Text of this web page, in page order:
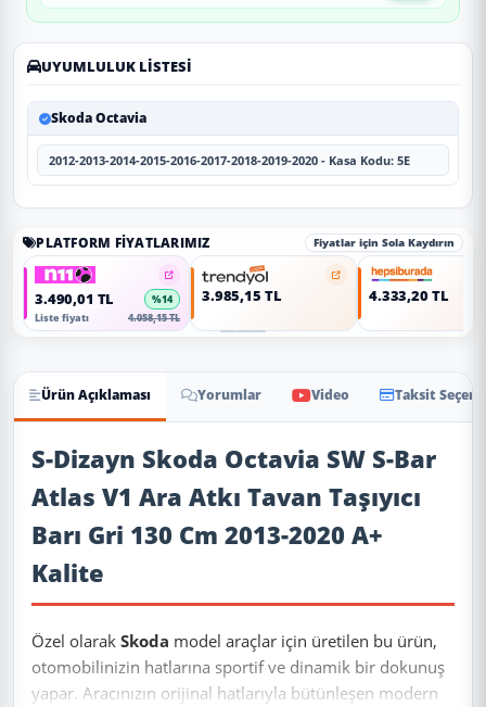
UYUMLULUK LISTESI
Skoda Octavia
2012-2013-2014-2015-2016-2017-2018-2019-2020 - Kasa Kodu: 5E
PLATFORM FIYATLARIMIZ Fiyatlar için Sola Kaydırın
3.490,01 TL
%14
Liste fiyatı
4.058,15 TL
3.985,15 TL 4.333,20 TL
Ürün Açıklaması Yorumlar Video Taksit
Ürün Açıklaması
S-Dizayn Skoda Octavia SW S-Bar
Atlas V1 Ara Atkı Tavan Taşıyıcı
Barı Gri 130 Cm 2013-2020 A+
Kalite
Özel olarak Skoda model araçlar için üretilen bu ürün,
otomobilinizin hatlarına sportif ve dinamik bir dokunuş
yapar. Aracınızın orijinal hatlarıyla bütünleşen modern